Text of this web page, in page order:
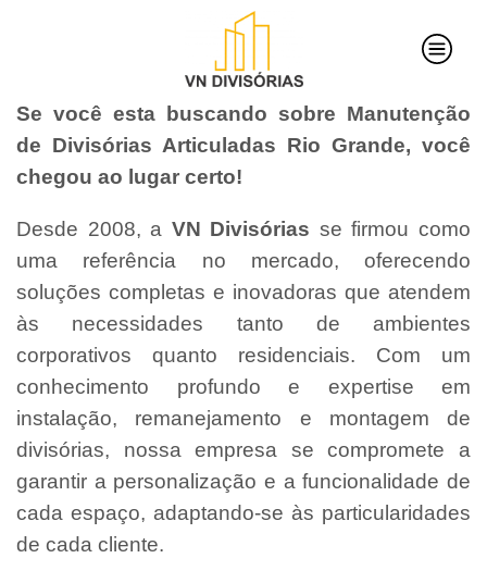
Se você esta buscando sobre Manutenção
de Divisórias Articuladas Rio Grande, você
chegou ao lugar certo!
Desde 2008, a VN Divisórias se firmou como
uma referência no mercado, oferecendo
soluções completas e inovadoras que atendem
às necessidades tanto de ambientes
corporativos quanto residenciais. Com um
conhecimento profundo e expertise em
instalação, remanejamento e montagem de
divisórias, nossa empresa se compromete a
garantir a personalização e a funcionalidade de
cada espaço, adaptando-se às particularidades
de cada cliente.